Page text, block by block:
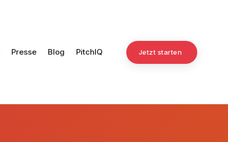
Presse Blog PitchIQ Jetzt starten